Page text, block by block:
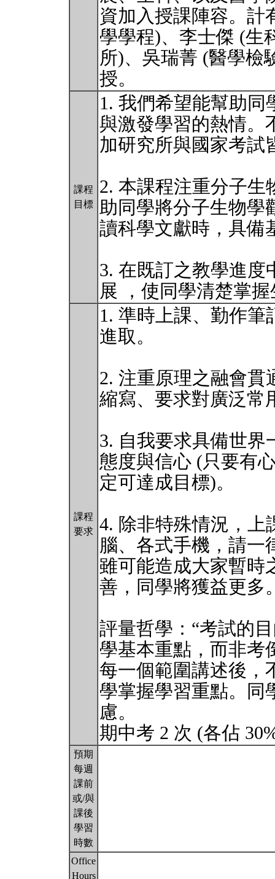
資加入授課陣容。計
學學程)、李士傑 (生
所)、吳瑞菁 (醫學檢
授。
課程
目標
1. 我們希望能幫助
與激發學習的熱情。
加研究所與國家考試
2. 本課程注重分子生
助同學將分子生物學
讀科學文獻時，具備
3. 在既訂之教學進度
展 ，使同學清楚掌
課程
要求
1. 準時上課、勤作
進取。
2. 注重原理之融會貫
縮寫、要求對廣泛常
3. 自我要求具備世界
態度與信心 (只要有
定可達成目標)。
4. 除非特殊情況，上
腦、各式手機，請一
雖可能造成大家暫時
善，同學將獲益更多
評量哲學：“考試的
學基本重點，而非考
每一個範圍講述後，
學掌握學習重點。同
慮。
期中考 2 次 (各佔
預期
每週
課前
或/與
課後
學習
時數
Office
Hours